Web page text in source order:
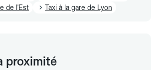
de l'Est
Taxi à la gare de Lyon
proximité